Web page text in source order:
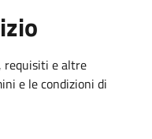
requisiti e altre
e le condizioni di